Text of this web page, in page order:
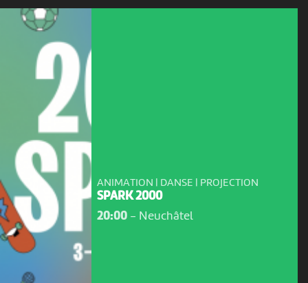
ANIMATION | DANSE | PROJECTION
SPARK 2000
20:00- Neuchâtel